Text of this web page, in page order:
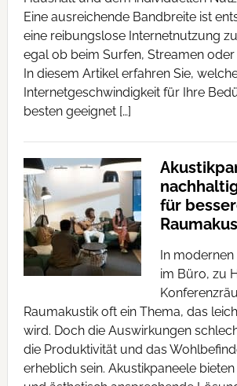
Eine ausreichende Bandbreite ist
eine reibungslose Internetnutzung
egal ob beim Surfen, Streamen
In diesem Artikel erfahren Sie,
Internetgeschwindigkeit für Ihre
besten geeignet […]
für
In modernen
im Büro, zu
Raumakustik oft ein Thema, das
wird. Doch die Auswirkungen
die Produktivität und das
erheblich sein. Akustikpaneele